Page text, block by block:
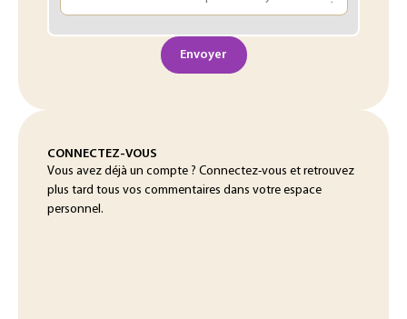
Envoyer
CONNECTEZ-VOUS
Vous avez déjà un compte ? Connectez-vous et retrouvez
plus tard tous vos commentaires dans votre espace
personnel.